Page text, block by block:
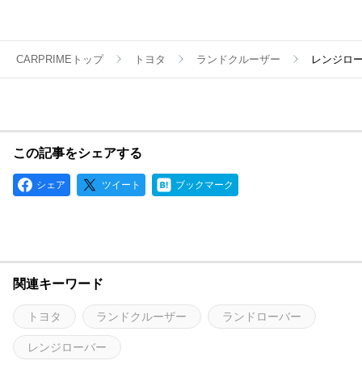
CARPRIMEトップ トヨタ ランドクルーザー レンジロ
この記事をシェアする
シェア ツイート ブックマーク
関連キーワード
トヨタ ランドクルーザー ランドローバー
レンジローバー